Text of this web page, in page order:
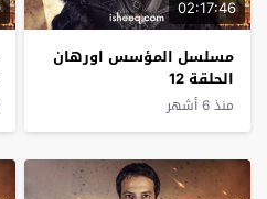
02:17:46
مسلسل المؤسس اورهان
الحلقة 12
منذ 6 أشهر